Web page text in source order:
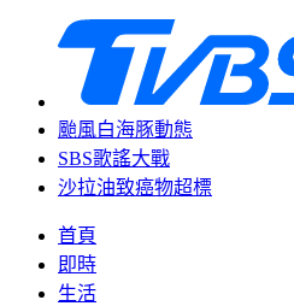
颱風白海豚動態
SBS歌謠大戰
沙拉油致癌物超標
首頁
即時
生活